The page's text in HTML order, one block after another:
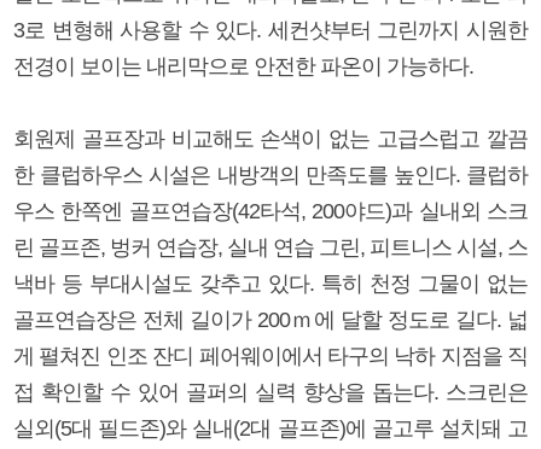
3로 변형해 사용할 수 있다. 세컨샷부터 그린까지 시원한
전경이 보이는 내리막으로 안전한 파온이 가능하다.
회원제 골프장과 비교해도 손색이 없는 고급스럽고 깔끔
한 클럽하우스 시설은 내방객의 만족도를 높인다. 클럽하
우스 한쪽엔 골프연습장(42타석, 200야드)과 실내외 스크
린 골프존, 벙커 연습장, 실내 연습 그린, 피트니스 시설, 스
낵바 등 부대시설도 갖추고 있다. 특히 천정 그물이 없는
골프연습장은 전체 길이가 200ｍ에 달할 정도로 길다. 넓
게 펼쳐진 인조 잔디 페어웨이에서 타구의 낙하 지점을 직
접 확인할 수 있어 골퍼의 실력 향상을 돕는다. 스크린은
실외(5대 필드존)와 실내(2대 골프존)에 골고루 설치돼 고